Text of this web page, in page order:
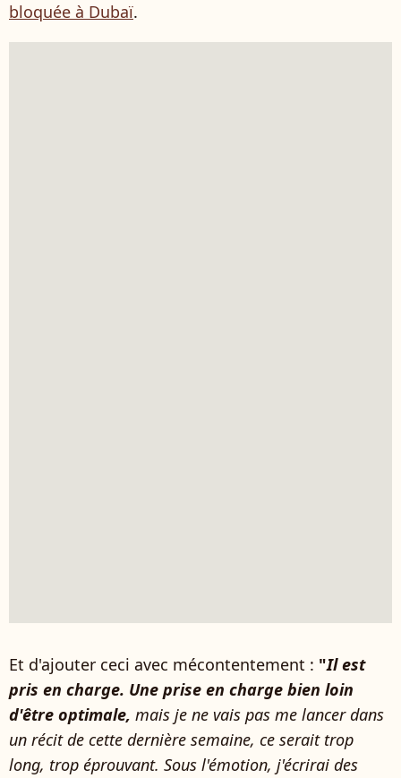
bloquée à Dubaï.
Et d'ajouter ceci avec mécontentement : "Il est
pris en charge. Une prise en charge bien loin
d'être optimale, mais je ne vais pas me lancer dans
un récit de cette dernière semaine, ce serait trop
long, trop éprouvant. Sous l'émotion, j'écrirai des